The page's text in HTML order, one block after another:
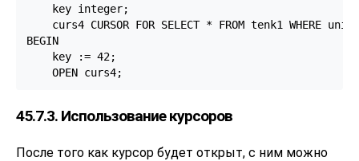
    key integer;
curs4 CURSOR FOR SELECT * FROM tenk1 WHERE
BEGIN
    key := 42;
    OPEN curs4;
45.7.3. Использование курсоров
После того как курсор будет открыт, с ним можно